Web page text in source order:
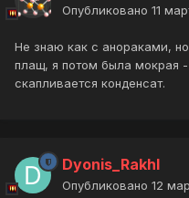
Опубликовано 11
Не знаю как с анораками,
плащ, я потом была мокрая -
скапливается конденсат.
Dyonis_Rakhl
Опубликовано 12